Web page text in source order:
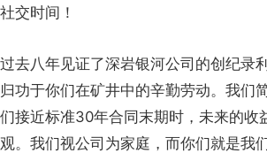
社交时间！
过去八年见证了深岩银河公司的创纪录
归功于你们在矿井中的辛勤劳动。我们
们接近标准30年合同末期时，未来的收
观。我们视公司为家庭，而你们就是我